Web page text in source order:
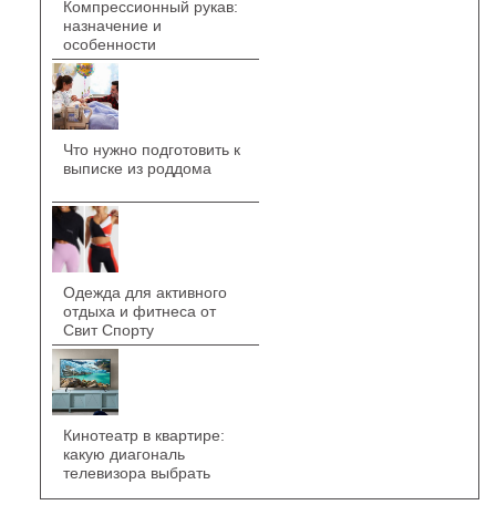
Компрессионный рукав:
назначение и
особенности
Что нужно подготовить к
выписке из роддома
Одежда для активного
отдыха и фитнеса от
Свит Спорту
Кинотеатр в квартире:
какую диагональ
телевизора выбрать